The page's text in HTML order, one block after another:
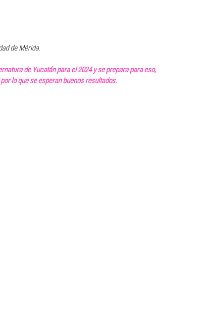
de Mérida.
de Yucatán para el 2024 y se prepara para eso,
lo que se esperan buenos resultados.